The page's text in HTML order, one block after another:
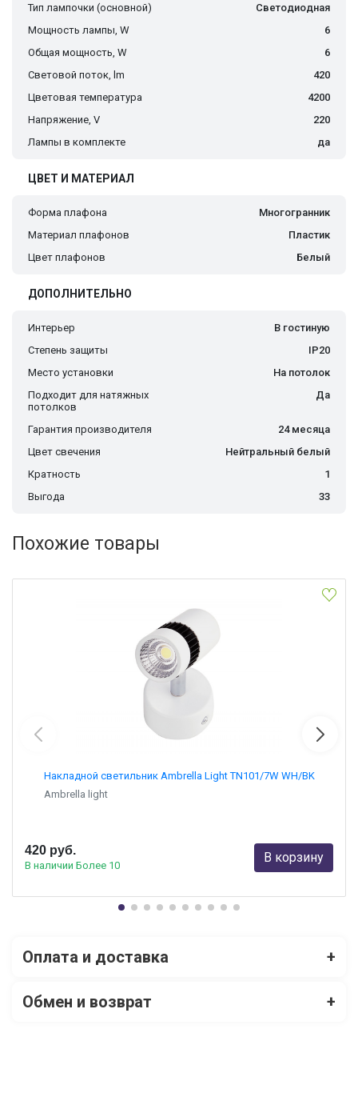
Тип лампочки (основной)
Светодиодная
Мощность лампы, W
6
Общая мощность, W
6
Световой поток, lm
420
Цветовая температура
4200
Напряжение, V
220
Лампы в комплекте
да
ЦВЕТ И МАТЕРИАЛ
Форма плафона
Многогранник
Материал плафонов
Пластик
Цвет плафонов
Белый
ДОПОЛНИТЕЛЬНО
Интерьер
В гостиную
Степень защиты
IP20
Место установки
На потолок
Подходит для натяжных
потолков
Да
Гарантия производителя
24 месяца
Цвет свечения
Нейтральный белый
Кратность
1
Выгода
33
Похожие товары
Накладной светильник Ambrella Light TN101/7W WH/BK
Ambrella light
420 руб.
В наличии Более 10
В корзину
Оплата и доставка +
Обмен и возврат +